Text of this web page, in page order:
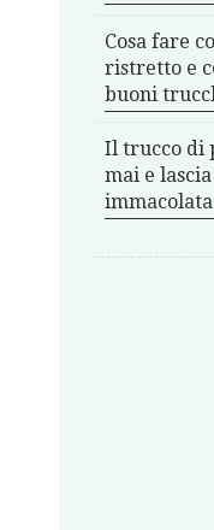
Cosa fare
ristretto e
buoni
Il trucco di
mai e
immacolata